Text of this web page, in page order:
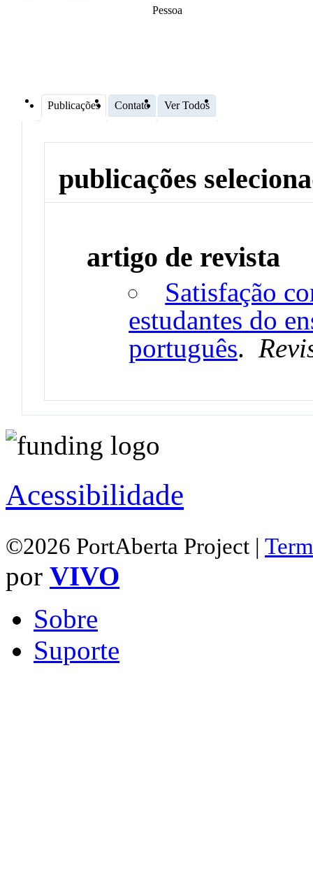
Pessoa
Publicações Contato Ver Todos
publicações
artigo de revista
Satisfação
estudantes do
português.
Acessibilidade
©2026 PortAberta Project |
por VIVO
Sobre
Suporte